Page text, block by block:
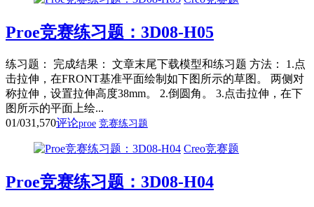
Proe竞赛练习题：3D08-H05
练习题： 完成结果： 文章末尾下载模型和练习题 方法： 1.点
击拉伸，在FRONT基准平面绘制如下图所示的草图。 两侧对
称拉伸，设置拉伸高度38mm。 2.倒圆角。 3.点击拉伸，在下
图所示的平面上绘...
01/031,570评论proe 竞赛练习题
Creo竞赛题
Proe竞赛练习题：3D08-H04